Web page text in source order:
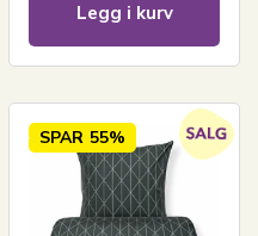
Legg i kurv
SPAR 55%